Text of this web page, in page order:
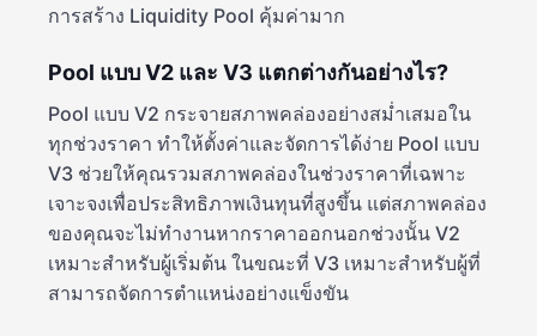
การสร้าง Liquidity Pool คุ้มค่ามาก
Pool แบบ V2 และ V3 แตกต่างกันอย่างไร?
Pool แบบ V2 กระจายสภาพคล่องอย่างสม่ำเสมอใน
ทุกช่วงราคา ทำให้ตั้งค่าและจัดการได้ง่าย Pool แบบ
V3 ช่วยให้คุณรวมสภาพคล่องในช่วงราคาที่เฉพาะ
เจาะจงเพื่อประสิทธิภาพเงินทุนที่สูงขึ้น แต่สภาพคล่อง
ของคุณจะไม่ทำงานหากราคาออกนอกช่วงนั้น V2
เหมาะสำหรับผู้เริ่มต้น ในขณะที่ V3 เหมาะสำหรับผู้ที่
สามารถจัดการตำแหน่งอย่างแข็งขัน